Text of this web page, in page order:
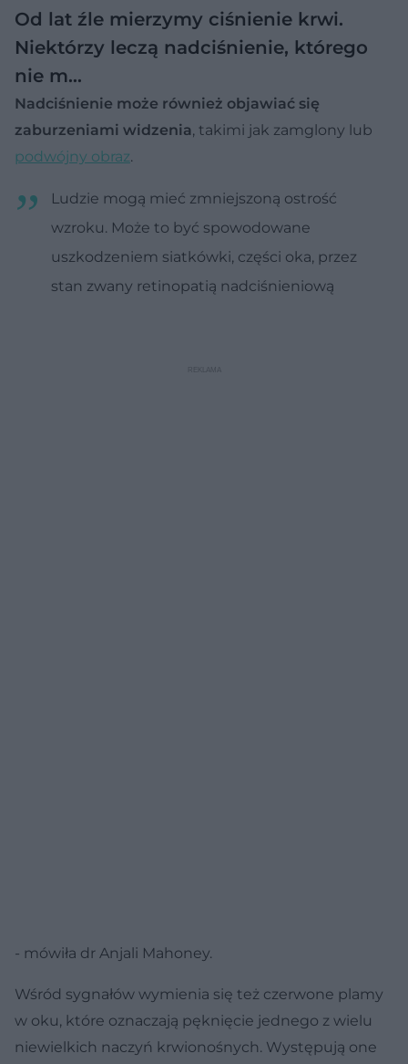
Od lat źle mierzymy ciśnienie krwi.
Niektórzy leczą nadciśnienie, którego
nie m…
Nadciśnienie może również objawiać się
zaburzeniami widzenia, takimi jak zamglony lub
podwójny obraz.
Ludzie mogą mieć zmniejszoną ostrość
wzroku. Może to być spowodowane
uszkodzeniem siatkówki, części oka, przez
stan zwany retinopatią nadciśnieniową
- mówiła dr Anjali Mahoney.
Wśród sygnałów wymienia się też czerwone plamy
w oku, które oznaczają pęknięcie jednego z wielu
niewielkich naczyń krwionośnych. Występują one